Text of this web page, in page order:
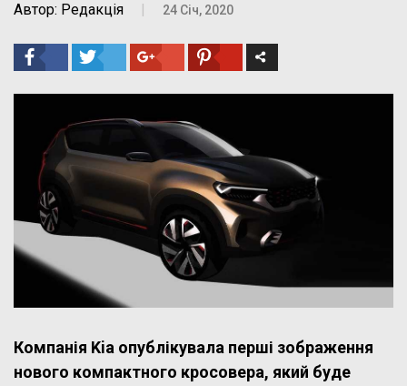
Автор: Редакція | 24 Січ, 2020
Компанія Kia опублікувала перші зображення
нового компактного кросовера, який буде